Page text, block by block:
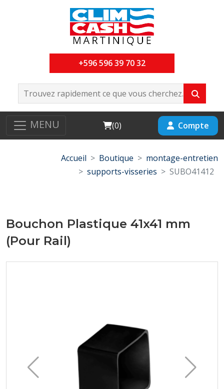
+596 596 39 70 32
MENU Cart
(0) Compte
Accueil Boutique
montage-entretien
supports-visseries
SUBO41412
Bouchon Plastique 41x41 mm
(Pour Rail)